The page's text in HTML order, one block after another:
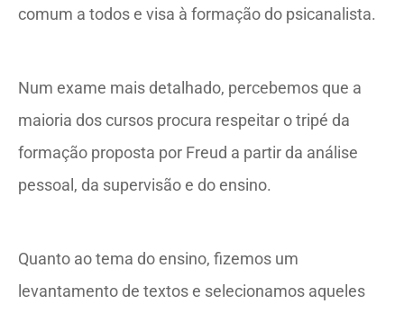
comum a todos e visa à formação do psicanalista.
Num exame mais detalhado, percebemos que a
maioria dos cursos procura respeitar o tripé da
formação proposta por Freud a partir da análise
pessoal, da supervisão e do ensino.
Quanto ao tema do ensino, fizemos um
levantamento de textos e selecionamos aqueles